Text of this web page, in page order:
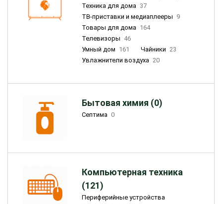
Техника для дома 37
ТВ-приставки и медиаплееры 9
Товары для дома 164
Телевизоры 46
Умный дом 161 Чайники 23
Увлажнители воздуха 20
Бытовая химия (0)
Септима 0
Компьютерная техника
(121)
Периферийные устройства